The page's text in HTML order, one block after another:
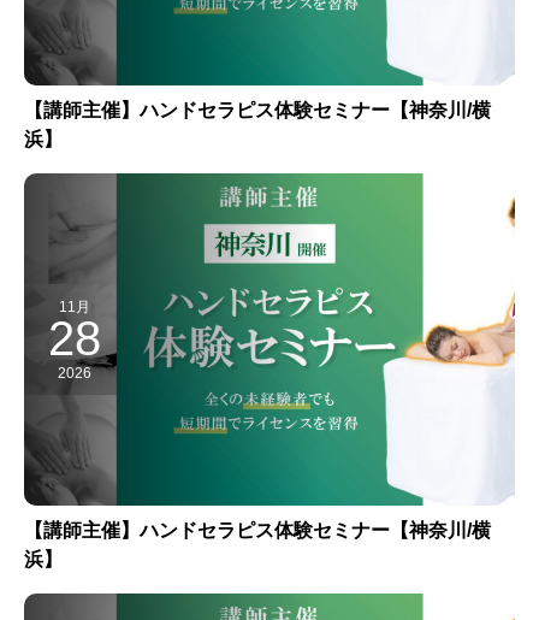
【講師主催】ハンドセラピス体験セミナー【神奈川/横
浜】
11月
28
2026
【講師主催】ハンドセラピス体験セミナー【神奈川/横
浜】